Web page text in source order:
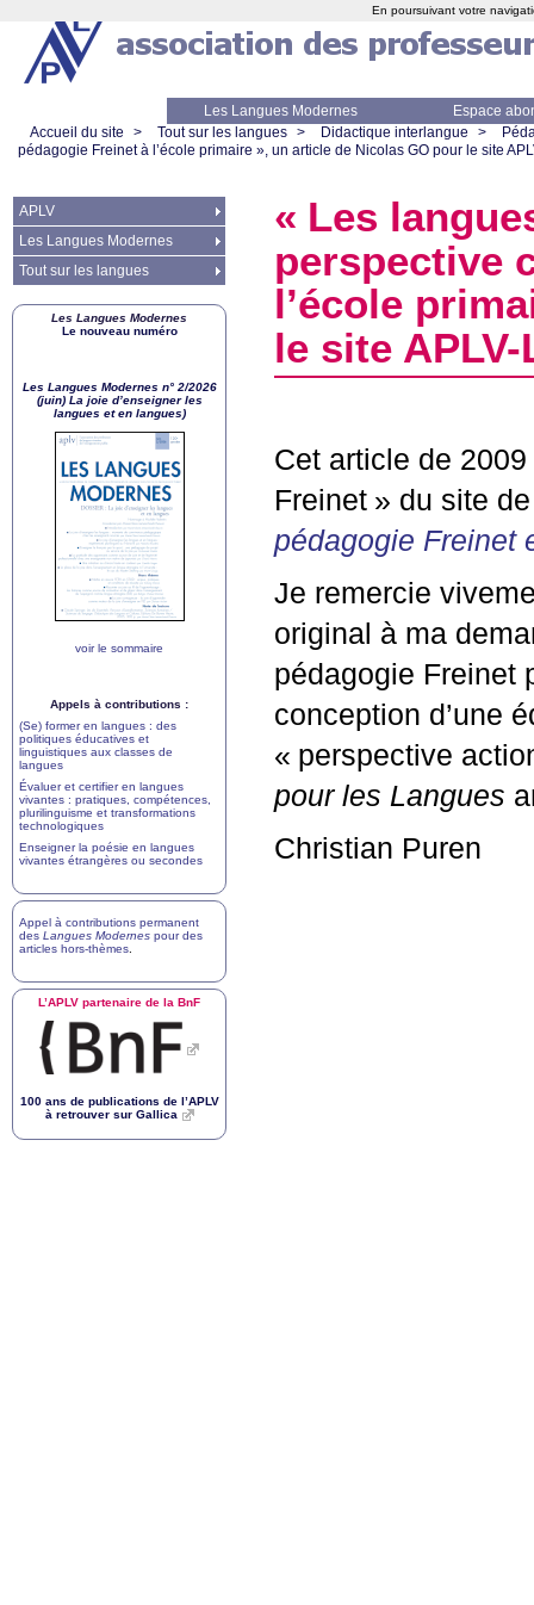
Les Langues Modernes
Espace
Accueil du site
> Tout sur les langues > Didactique interlangue >
pédagogie Freinet à l’école primaire », un article de Nicolas GO pour le site
« Les
perspective
l’école
le site APLV-
Cet article de
Freinet » du site de
pédagogie Freinet
Je remercie
original à ma
pédagogie Freinet
conception d’une
« perspective
pour les Langues
Christian Puren
APLV
Les Langues Modernes
Tout sur les langues
Les Langues Modernes
Le nouveau numéro
Les Langues Modernes n° 2/2026
(juin) La joie d’enseigner les
langues et en langues)
voir le sommaire
Appels à contributions :
(Se) former en langues : des
politiques éducatives et
linguistiques aux classes de
langues
Évaluer et certifier en langues
vivantes : pratiques, compétences,
plurilinguisme et transformations
technologiques
Enseigner la poésie en langues
vivantes étrangères ou secondes
Appel à contributions permanent
des Langues Modernes pour des
articles hors-thèmes
L’APLV partenaire de la BnF
100 ans de publications de l’APLV
à retrouver sur Gallica
En poursuivant votre